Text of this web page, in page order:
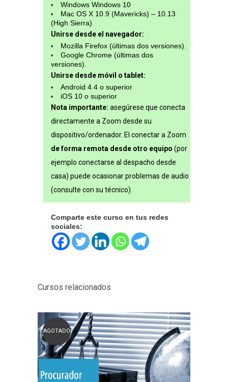
Windows Windows 10
Mac OS X 10.9 (Mavericks) – 10.13
(High Sierra)
Unirse desde el navegador:
Mozilla Firefox (últimas dos versiones).
Google Chrome (últimas dos
versiones).
Unirse desde móvil o tablet:
Android 4.4 o superior
iOS 10 o superior
Nota importante: asegúrese que conecta
directamente a Zoom desde su
dispositivo/ordenador. El conectar a Zoom
de forma remota desde otro equipo (por
ejemplo conectarse al despacho desde
casa) puede ocasionar problemas de audio
(consulte con su técnico).
Comparte este curso en tus redes
sociales:
Cursos relacionados
AGOTADO